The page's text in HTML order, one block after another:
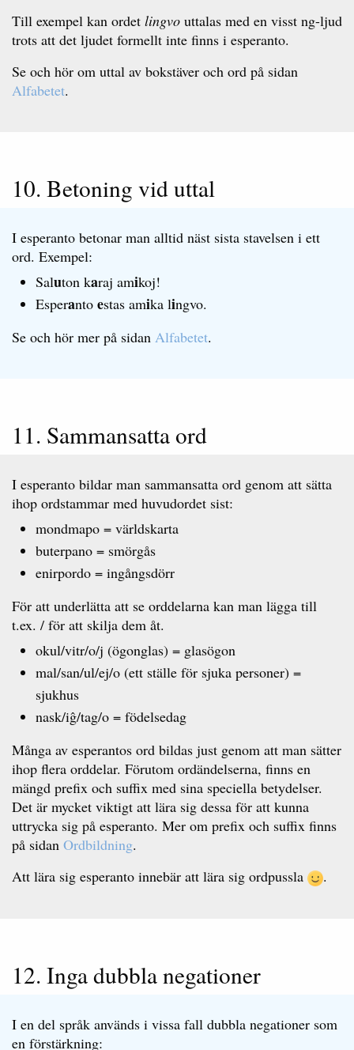
Till exempel kan ordet lingvo uttalas med en visst ng-ljud
trots att det ljudet formellt inte finns i esperanto.
Se och hör om uttal av bokstäver och ord på sidan
Alfabetet.
10. Betoning vid uttal
I esperanto betonar man alltid näst sista stavelsen i ett
ord. Exempel:
Saluton karaj amikoj!
Esperanto estas amika lingvo.
Se och hör mer på sidan Alfabetet.
11. Sammansatta ord
I esperanto bildar man sammansatta ord genom att sätta
ihop ordstammar med huvudordet sist:
mondmapo = världskarta
buterpano = smörgås
enirpordo = ingångsdörr
För att underlätta att se orddelarna kan man lägga till
t.ex. / för att skilja dem åt.
okul/vitr/o/j (ögonglas) = glasögon
mal/san/ul/ej/o (ett ställe för sjuka personer) =
sjukhus
nask/iĝ/tag/o = födelsedag
Många av esperantos ord bildas just genom att man sätter
ihop flera orddelar. Förutom ordändelserna, finns en
mängd prefix och suffix med sina speciella betydelser.
Det är mycket viktigt att lära sig dessa för att kunna
uttrycka sig på esperanto. Mer om prefix och suffix finns
på sidan Ordbildning.
Att lära sig esperanto innebär att lära sig ordpussla
.
12. Inga dubbla negationer
I en del språk används i vissa fall dubbla negationer som
en förstärkning: